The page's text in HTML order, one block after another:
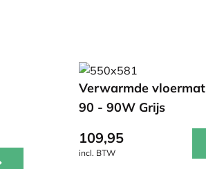
Verwarmde
90 - 90W Grijs
109,95
incl. BTW